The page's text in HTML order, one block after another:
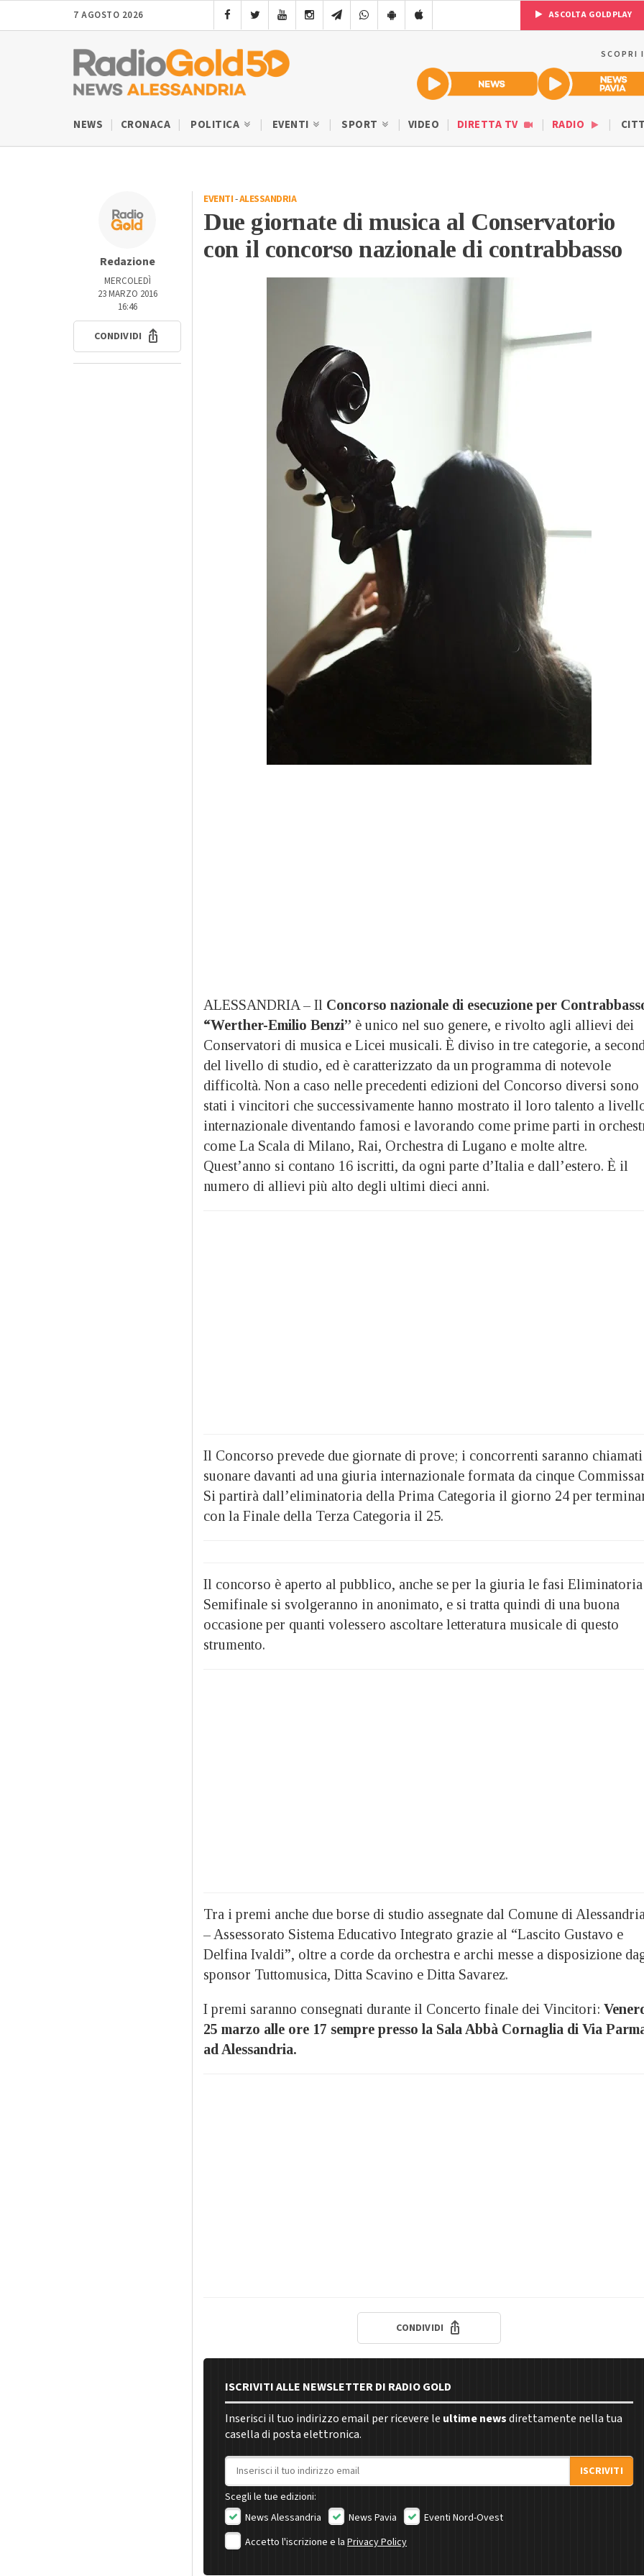
7 AGOSTO 2026 ASCOLTA GOLDPLAY
SCOPRI
NEWS CRONACA POLITICA EVENTI SPORT VIDEO DIRETTA TV RADIO
Redazione
MERCOLEDÌ
23 MARZO 2016
16:46
CONDIVIDI
EVENTI-ALESSANDRIA
Due giornate di musica al Conservatorio
con il concorso nazionale di contrabbasso
ALESSANDRIA – Il Concorso nazionale di esecuzione per
“Werther-Emilio Benzi” è unico nel suo genere, e rivolto agli allievi dei
Conservatori di musica e Licei musicali. È diviso in tre categorie, a
del livello di studio, ed è caratterizzato da un programma di notevole
difficoltà. Non a caso nelle precedenti edizioni del Concorso diversi sono
stati i vincitori che successivamente hanno mostrato il loro talento a
internazionale diventando famosi e lavorando come prime parti in
come La Scala di Milano, Rai, Orchestra di Lugano e molte altre.
Quest’anno si contano 16 iscritti, da ogni parte d’Italia e dall’estero. È il
numero di allievi più alto degli ultimi dieci anni.
Il Concorso prevede due giornate di prove; i concorrenti saranno chiamati
suonare davanti ad una giuria internazionale formata da cinque
Si partirà dall’eliminatoria della Prima Categoria il giorno 24 per
con la Finale della Terza Categoria il 25.
Il concorso è aperto al pubblico, anche se per la giuria le fasi
Semifinale si svolgeranno in anonimato, e si tratta quindi di una buona
occasione per quanti volessero ascoltare letteratura musicale di questo
strumento.
Tra i premi anche due borse di studio assegnate dal Comune di Alessandria
– Assessorato Sistema Educativo Integrato grazie al “Lascito Gustavo e
Delfina Ivaldi”, oltre a corde da orchestra e archi messe a disposizione
sponsor Tuttomusica, Ditta Scavino e Ditta Savarez.
I premi saranno consegnati durante il Concerto finale dei Vincitori:
25 marzo alle ore 17 sempre presso la Sala Abbà Cornaglia di Via
ad Alessandria.
CONDIVIDI
ISCRIVITI ALLE NEWSLETTER DI RADIO GOLD
Inserisci il tuo indirizzo email per ricevere le ultime newsdirettamente nella tua
casella di posta elettronica.
Indirizzo email
ISCRIVITI
Scegli le tue edizioni:
News Alessandria
News Pavia
Eventi Nord-Ovest
Accetto l'iscrizione e la Privacy Policy